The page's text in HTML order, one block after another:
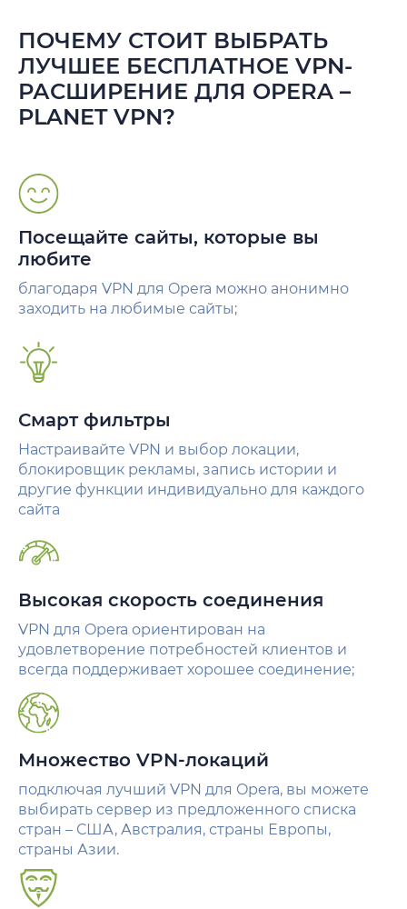
ПОЧЕМУ СТОИТ ВЫБРАТЬ
ЛУЧШЕЕ БЕСПЛАТНОЕ VPN-
РАСШИРЕНИЕ ДЛЯ OPERA –
PLANET VPN?
Посещайте сайты, которые вы
любите
благодаря VPN для Opera можно анонимно
заходить на любимые сайты;
Смарт фильтры
Настраивайте VPN и выбор локации,
блокировщик рекламы, запись истории и
другие функции индивидуально для каждого
сайта
Высокая скорость соединения
VPN для Opera ориентирован на
удовлетворение потребностей клиентов и
всегда поддерживает хорошее соединение;
Множество VPN-локаций
подключая лучший VPN для Opera, вы можете
выбирать сервер из предложенного списка
стран – США, Австралия, страны Европы,
страны Азии.